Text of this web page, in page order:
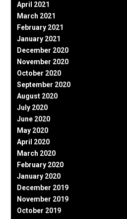
April 2021
March 2021
February 2021
January 2021
December 2020
November 2020
October 2020
September 2020
August 2020
July 2020
June 2020
May 2020
April 2020
March 2020
February 2020
January 2020
December 2019
November 2019
October 2019